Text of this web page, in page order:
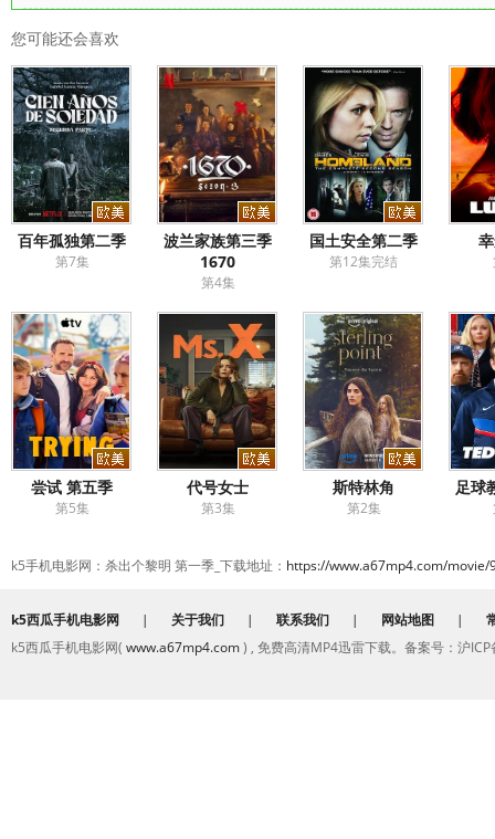
您可能还会喜欢
百年孤独第二季
第7集
波兰家族第三季
1670
第4集
国土安全第二季
第12集完结
尝试 第五季
第5集
代号女士
第3集
斯特林角
第2集
足球
k5手机电影网：杀出个黎明 第一季_下载地址： https://www.a67mp4.com/movie/
k5西瓜手机电影网 | 关于我们 | 联系我们 | 网站地图 |
k5西瓜手机电影网( www.a67mp4.com) , 免费高清MP4迅雷下载。备案号：沪